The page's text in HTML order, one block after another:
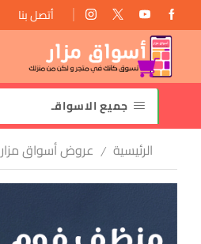
أتصل بنا
جميع الاسواقـ
الرئيسية / عروض أسواق مزار